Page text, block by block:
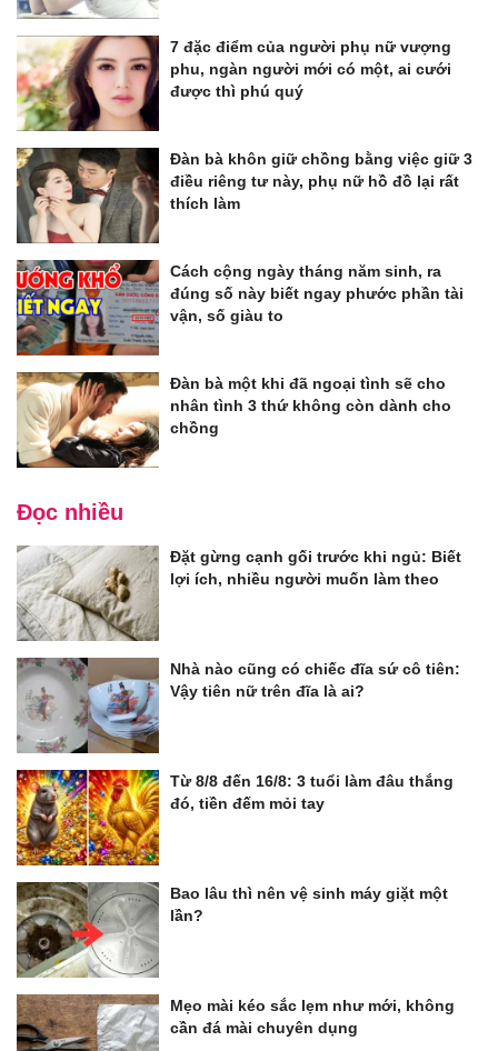
7 đặc điểm của người phụ nữ vượng
phu, ngàn người mới có một, ai cưới
được thì phú quý
Đàn bà khôn giữ chồng bằng việc giữ 3
điều riêng tư này, phụ nữ hồ đồ lại rất
thích làm
Cách cộng ngày tháng năm sinh, ra
đúng số này biết ngay phước phần tài
vận, số giàu to
Đàn bà một khi đã ngoại tình sẽ cho
nhân tình 3 thứ không còn dành cho
chồng
Đọc nhiều
Đặt gừng cạnh gối trước khi ngủ: Biết
lợi ích, nhiều người muốn làm theo
Nhà nào cũng có chiếc đĩa sứ cô tiên:
Vậy tiên nữ trên đĩa là ai?
Từ 8/8 đến 16/8: 3 tuổi làm đâu thắng
đó, tiền đếm mỏi tay
Bao lâu thì nên vệ sinh máy giặt một
lần?
Mẹo mài kéo sắc lẹm như mới, không
cần đá mài chuyên dụng